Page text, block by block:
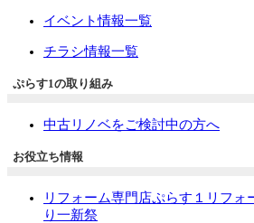
イベント情報一覧
チラシ情報一覧
ぷらす1の取り組み
中古リノベをご検討中の方へ
お役立ち情報
リフォーム専門店ぷらす１リフォ
り一新祭